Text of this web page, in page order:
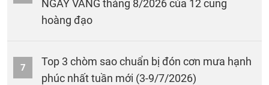
NGÀY VÀNG tháng 8/2026 của 12 cung
hoàng đạo
7
Top 3 chòm sao chuẩn bị đón cơn mưa hạnh
phúc nhất tuần mới (3-9/7/2026)